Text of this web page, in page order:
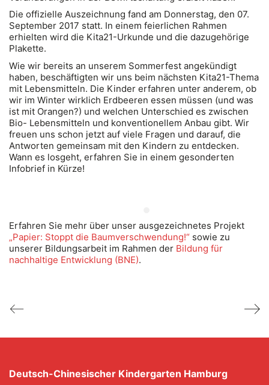
Die offizielle Auszeichnung fand am Donnerstag, den 07.
September 2017 statt. In einem feierlichen Rahmen
erhielten wird die Kita21-Urkunde und die dazugehörige
Plakette.
Wie wir bereits an unserem Sommerfest angekündigt
haben, beschäftigten wir uns beim nächsten Kita21-Thema
mit Lebensmitteln. Die Kinder erfahren unter anderem, ob
wir im Winter wirklich Erdbeeren essen müssen (und was
ist mit Orangen?) und welchen Unterschied es zwischen
Bio- Lebensmitteln und konventionellem Anbau gibt. Wir
freuen uns schon jetzt auf viele Fragen und darauf, die
Antworten gemeinsam mit den Kindern zu entdecken.
Wann es losgeht, erfahren Sie in einem gesonderten
Infobrief in Kürze!
Erfahren Sie mehr über unser ausgezeichnetes Projekt
„Papier: Stoppt die Baumverschwendung!“ sowie zu
unserer Bildungsarbeit im Rahmen der Bildung für
nachhaltige Entwicklung (BNE).
Deutsch-Chinesischer Kindergarten Hamburg